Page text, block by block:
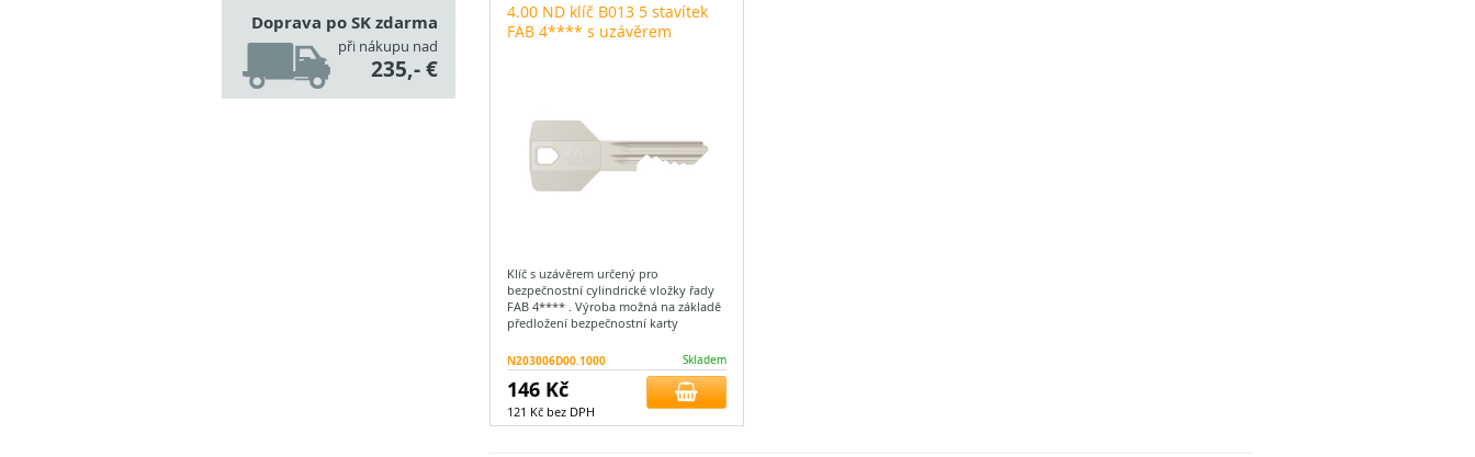
Doprava po SK zdarma
při nákupu nad
235,- €
4.00 ND klíč B013 5 stavítek
FAB 4**** s uzávěrem
Klíč s uzávěrem určený pro
bezpečnostní cylindrické vložky řady
FAB 4**** . Výroba možná na základě
předložení bezpečnostní karty
N203006D00.1000 Skladem
146 Kč
121 Kč bez DPH